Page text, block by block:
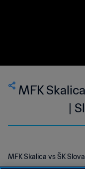
MFK
|
MFK Skalica vs ŠK